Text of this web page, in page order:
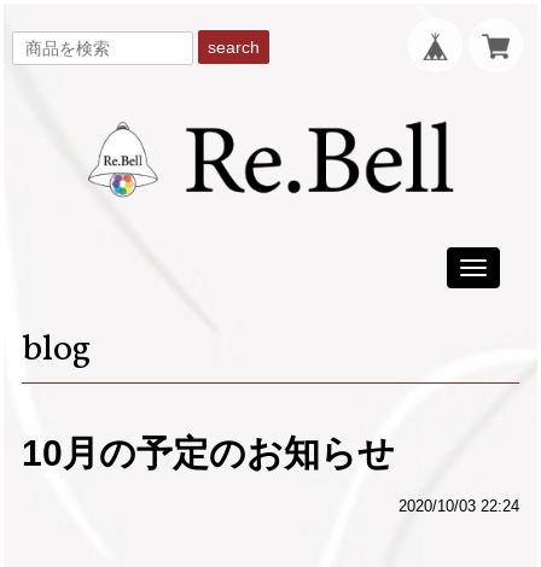
search
Toggle
blog
10月の予定のお知らせ
2020/10/03 22:24